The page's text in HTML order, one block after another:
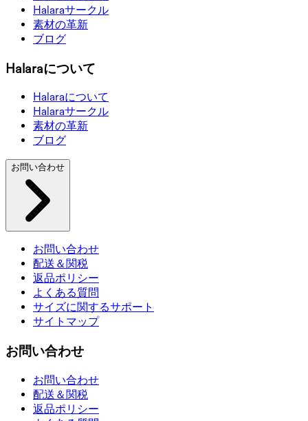
Halaraサークル
素材の革新
ブログ
Halaraについて
Halaraについて
Halaraサークル
素材の革新
ブログ
お問い合わせ
お問い合わせ
配送＆関税
返品ポリシー
よくある質問
サイズに関するサポート
サイトマップ
お問い合わせ
お問い合わせ
配送＆関税
返品ポリシー